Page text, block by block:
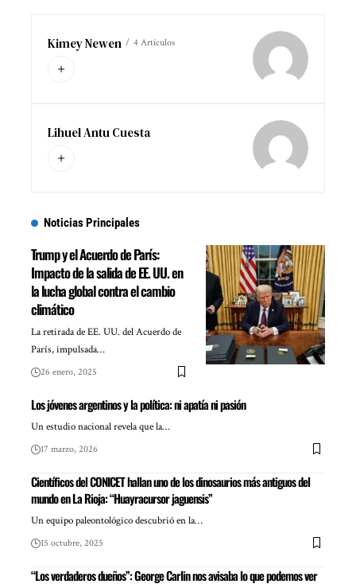
Kimey Newen 4 Artículos
Lihuel Antu Cuesta
Noticias Principales
Trump y el Acuerdo de París:
Impacto de la salida de EE. UU. en
la lucha global contra el cambio
climático
La retirada de EE. UU. del Acuerdo de
París, impulsada…
26 enero, 2025
Los jóvenes argentinos y la política: ni apatía ni pasión
Un estudio nacional revela que la…
17 marzo, 2026
Científicos del CONICET hallan uno de los dinosaurios más antiguos del
mundo en La Rioja: “Huayracursor jaguensis”
Un equipo paleontológico descubrió en la…
15 octubre, 2025
“Los verdaderos dueños”: George Carlin nos avisaba lo que podemos ver